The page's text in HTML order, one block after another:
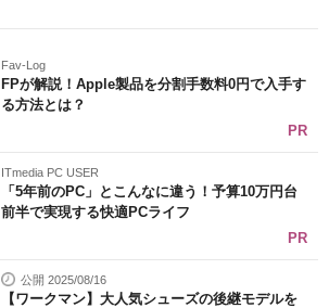
Fav-Log
FPが解説！Apple製品を分割手数料0円で入手す
る方法とは？
PR
ITmedia PC USER
「5年前のPC」とこんなに違う！予算10万円台
前半で実現する快適PCライフ
PR
公開 2025/08/16
【ワークマン】大人気シューズの後継モデルを